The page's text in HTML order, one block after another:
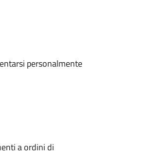
personalmente
a ordini di